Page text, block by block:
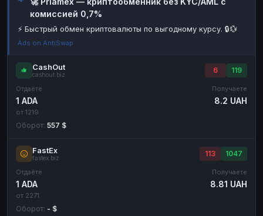
Наличные
Наличные USD Наличные USD
комиссией 0,7%
⚡ Быстрый обмен криптовалюты по выгодному курсу. 🔒💱
Ads on AntiSwap
CashOut
cashout.biz
6 119
Отдаёте
1 ADA
от 1219
Получаете
8.2 UAH
Оборот: 557 $
FastEx
fastex.biz
113 1047
Отдаёте
1 ADA
от 2271
Получаете
8.81 UAH
Оборот: - $